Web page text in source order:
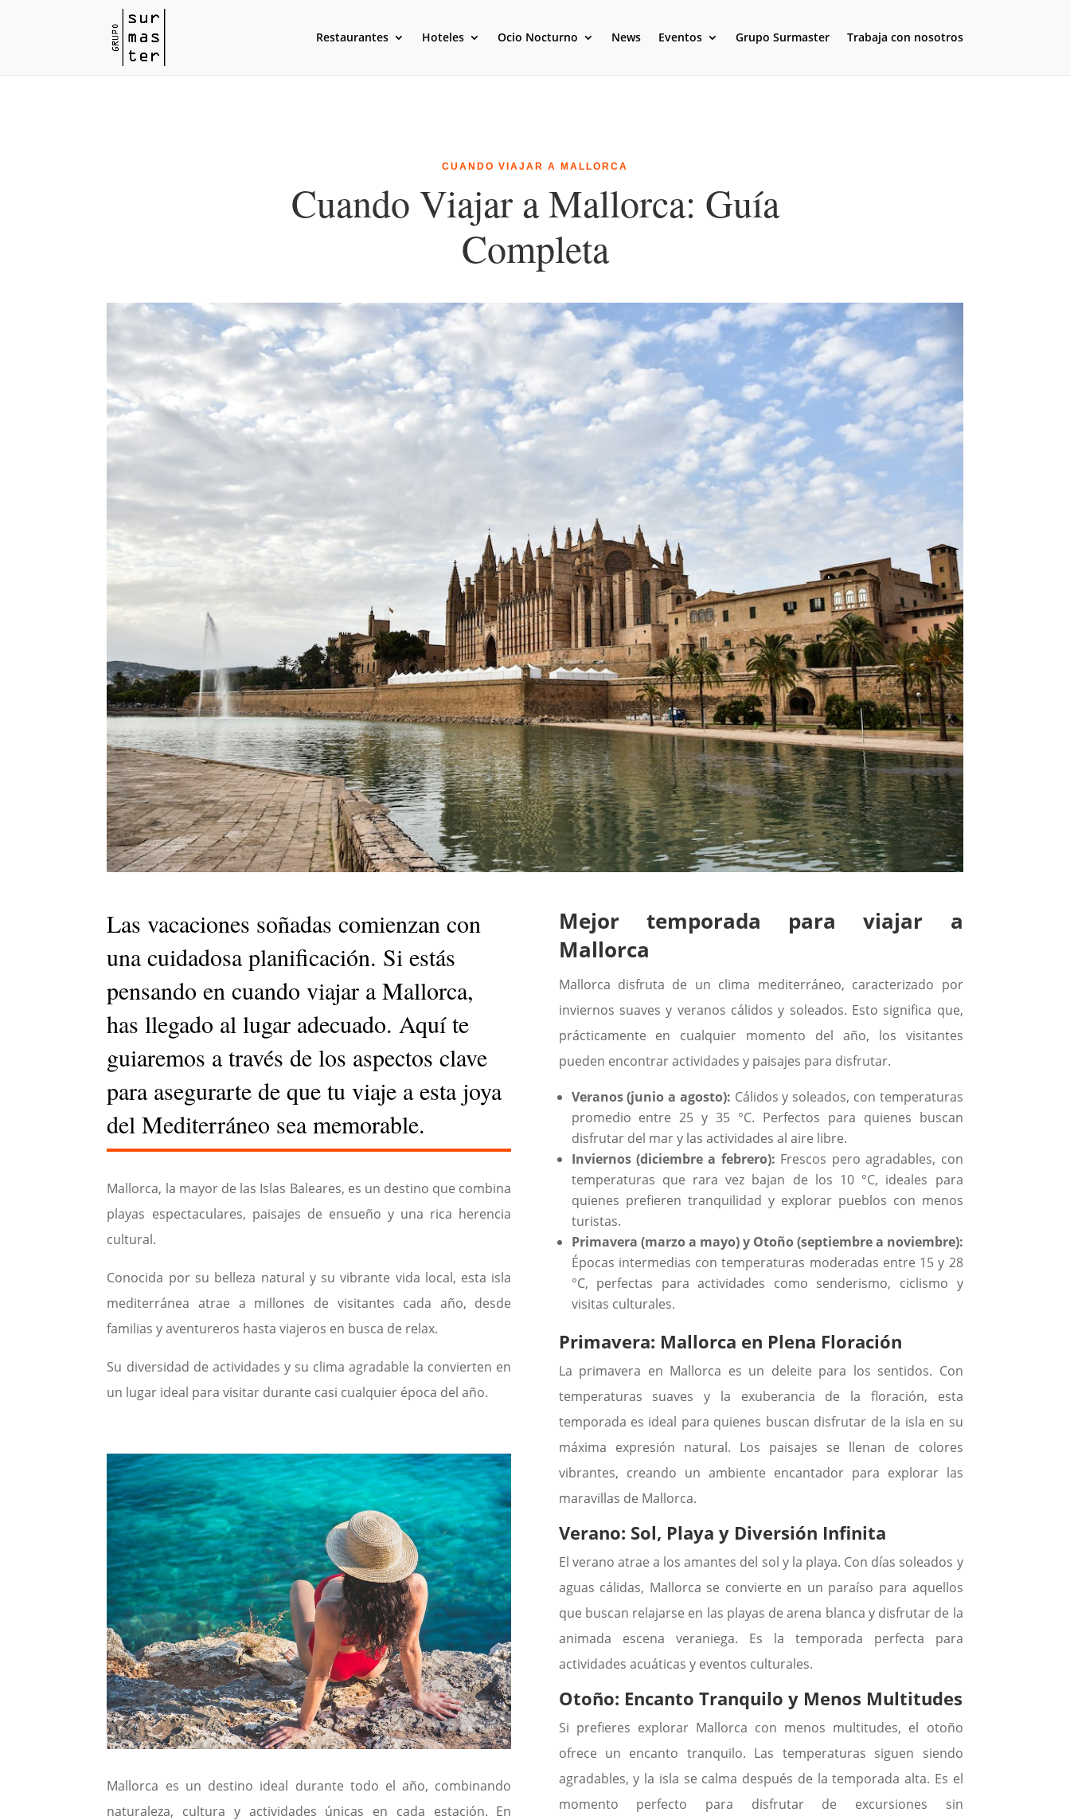
Restaurantes Hoteles Ocio Nocturno News Eventos Grupo Surmaster Trabaja con nosotros
CUANDO VIAJAR A MALLORCA
Cuando Viajar a Mallorca: Guía
Completa
Las vacaciones soñadas comienzan con
una cuidadosa planificación. Si estás
pensando en cuando viajar a Mallorca,
has llegado al lugar adecuado. Aquí te
guiaremos a través de los aspectos clave
para asegurarte de que tu viaje a esta joya
del Mediterráneo sea memorable.
Mallorca, la mayor de las Islas Baleares, es un destino que combina
playas espectaculares, paisajes de ensueño y una rica herencia
cultural.
Conocida por su belleza natural y su vibrante vida local, esta isla
mediterránea atrae a millones de visitantes cada año, desde
familias y aventureros hasta viajeros en busca de relax.
Su diversidad de actividades y su clima agradable la convierten en
un lugar ideal para visitar durante casi cualquier época del año.
Mallorca es un destino ideal durante todo el año, combinando
naturaleza, cultura y actividades únicas en cada estación. En
Mejor temporada para viajar a
Mallorca
Mallorca disfruta de un clima mediterráneo, caracterizado por
inviernos suaves y veranos cálidos y soleados. Esto significa que,
prácticamente en cualquier momento del año, los visitantes
pueden encontrar actividades y paisajes para disfrutar.
Veranos (junio a agosto): Cálidos y soleados, con temperaturas
promedio entre 25 y 35 °C. Perfectos para quienes buscan
disfrutar del mar y las actividades al aire libre.
Inviernos (diciembre a febrero): Frescos pero agradables, con
temperaturas que rara vez bajan de los 10 °C, ideales para
quienes prefieren tranquilidad y explorar pueblos con menos
turistas.
Primavera (marzo a mayo) y Otoño (septiembre a noviembre):
Épocas intermedias con temperaturas moderadas entre 15 y 28
°C, perfectas para actividades como senderismo, ciclismo y
visitas culturales.
Primavera: Mallorca en Plena Floración
La primavera en Mallorca es un deleite para los sentidos. Con
temperaturas suaves y la exuberancia de la floración, esta
temporada es ideal para quienes buscan disfrutar de la isla en su
máxima expresión natural. Los paisajes se llenan de colores
vibrantes, creando un ambiente encantador para explorar las
maravillas de Mallorca.
Verano: Sol, Playa y Diversión Infinita
El verano atrae a los amantes del sol y la playa. Con días soleados y
aguas cálidas, Mallorca se convierte en un paraíso para aquellos
que buscan relajarse en las playas de arena blanca y disfrutar de la
animada escena veraniega. Es la temporada perfecta para
actividades acuáticas y eventos culturales.
Otoño: Encanto Tranquilo y Menos Multitudes
Si prefieres explorar Mallorca con menos multitudes, el otoño
ofrece un encanto tranquilo. Las temperaturas siguen siendo
agradables, y la isla se calma después de la temporada alta. Es el
momento perfecto para disfrutar de excursiones sin